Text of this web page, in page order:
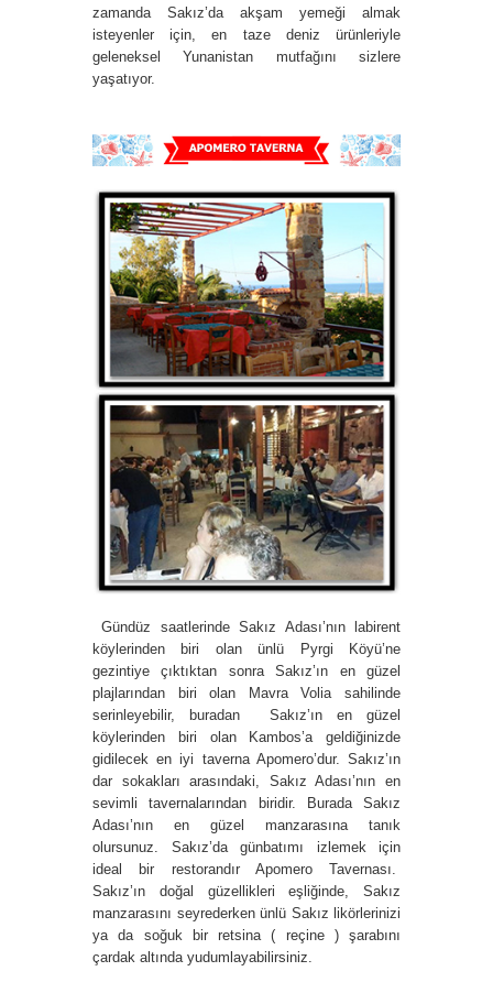
zamanda Sakız’da akşam yemeği almak
isteyenler için, en taze deniz ürünleriyle
geleneksel Yunanistan mutfağını sizlere
yaşatıyor.
Gündüz saatlerinde Sakız Adası’nın labirent
köylerinden biri olan ünlü Pyrgi Köyü’ne
gezintiye çıktıktan sonra Sakız’ın en güzel
plajlarından biri olan Mavra Volia sahilinde
serinleyebilir, buradan Sakız’ın en güzel
köylerinden biri olan Kambos’a geldiğinizde
gidilecek en iyi taverna Apomero’dur. Sakız’ın
dar sokakları arasındaki, Sakız Adası’nın en
sevimli tavernalarından biridir. Burada Sakız
Adası’nın en güzel manzarasına tanık
olursunuz. Sakız’da günbatımı izlemek için
ideal bir restorandır Apomero Tavernası.
Sakız’ın doğal güzellikleri eşliğinde, Sakız
manzarasını seyrederken ünlü Sakız likörlerinizi
ya da soğuk bir retsina ( reçine ) şarabını
çardak altında yudumlayabilirsiniz.